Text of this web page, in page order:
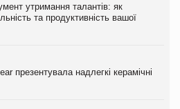
утримання талантів: як
та продуктивність вашої
презентувала надлегкі керамічні